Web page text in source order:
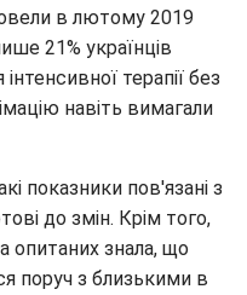
в лютому 2019
21% українців
терапії без
навіть вимагали
показники пов'язані з
до змін. Крім того,
опитаних знала, що
поруч з близькими в